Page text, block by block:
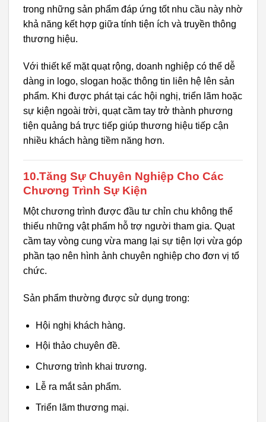
trong những sản phẩm đáp ứng tốt nhu cầu này nhờ
khả năng kết hợp giữa tính tiện ích và truyền thông
thương hiệu.
Với thiết kế mặt quạt rộng, doanh nghiệp có thể dễ
dàng in logo, slogan hoặc thông tin liên hệ lên sản
phẩm. Khi được phát tại các hội nghị, triển lãm hoặc
sự kiện ngoài trời, quạt cầm tay trở thành phương
tiện quảng bá trực tiếp giúp thương hiệu tiếp cận
nhiều khách hàng tiềm năng hơn.
10.Tăng Sự Chuyên Nghiệp Cho Các
Chương Trình Sự Kiện
Một chương trình được đầu tư chỉn chu không thể
thiếu những vật phẩm hỗ trợ người tham gia. Quạt
cầm tay vòng cung vừa mang lại sự tiện lợi vừa góp
phần tạo nên hình ảnh chuyên nghiệp cho đơn vị tổ
chức.
Sản phẩm thường được sử dụng trong:
Hội nghị khách hàng.
Hội thảo chuyên đề.
Chương trình khai trương.
Lễ ra mắt sản phẩm.
Triển lãm thương mại.